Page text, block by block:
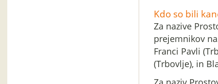
Kdo so bili
Za nazive
prejemnikov
Franci Pavli
(Trbovlje), in